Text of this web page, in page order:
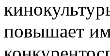
повышает